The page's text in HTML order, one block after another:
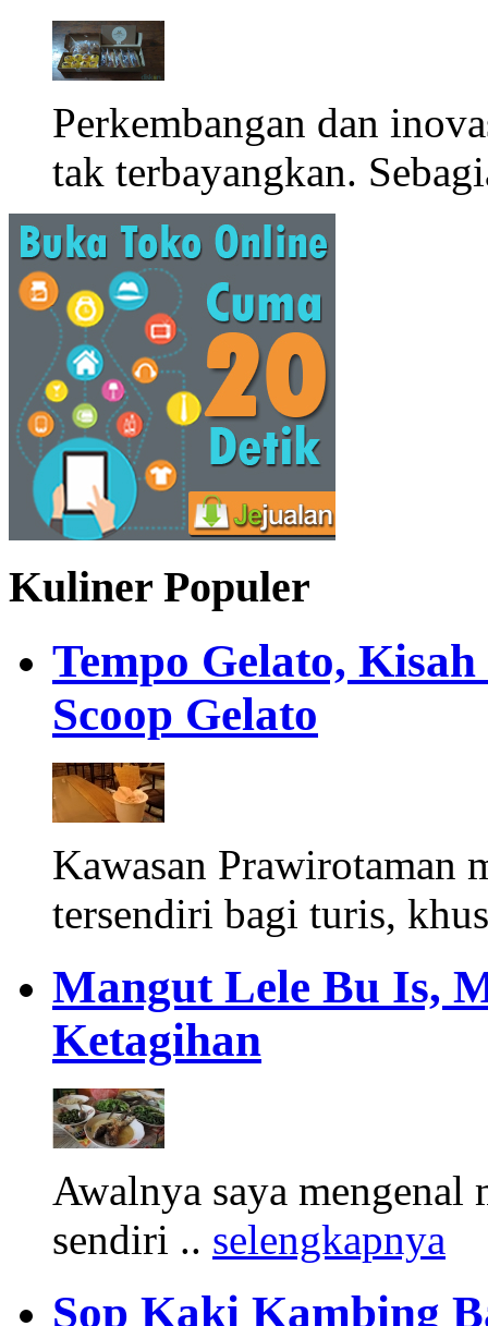
Perkembangan dan
tak terbayangkan.
Kuliner Populer
Tempo Gelato,
Scoop Gelato
Kawasan Prawirotaman
tersendiri bagi turis,
Mangut Lele Bu Is,
Ketagihan
Awalnya saya mengenal
sendiri .. selengkapnya
Sop Kaki Kambing